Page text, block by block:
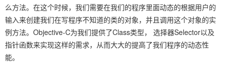
么方法。在这个时候，我们需要在我们的程序里面动态的根据用户的
输入来创建我们在写程序不知道的类的对象，并且调用这个对象的实
例方法。Objective-C为我们提供了Class类型， 选择器Selector以及
指针函数来实现这样的需求，从而大大的提高了我们程序的动态性
能。